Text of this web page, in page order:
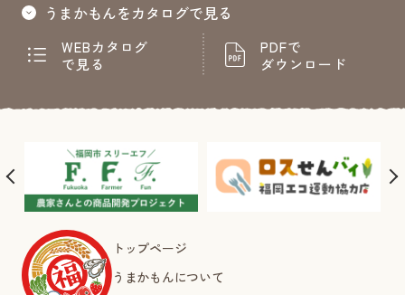
うまかもんをカタログで見る
WEBカタログ
で見る
PDFで
ダウンロード
トップページ
うまかもんについて